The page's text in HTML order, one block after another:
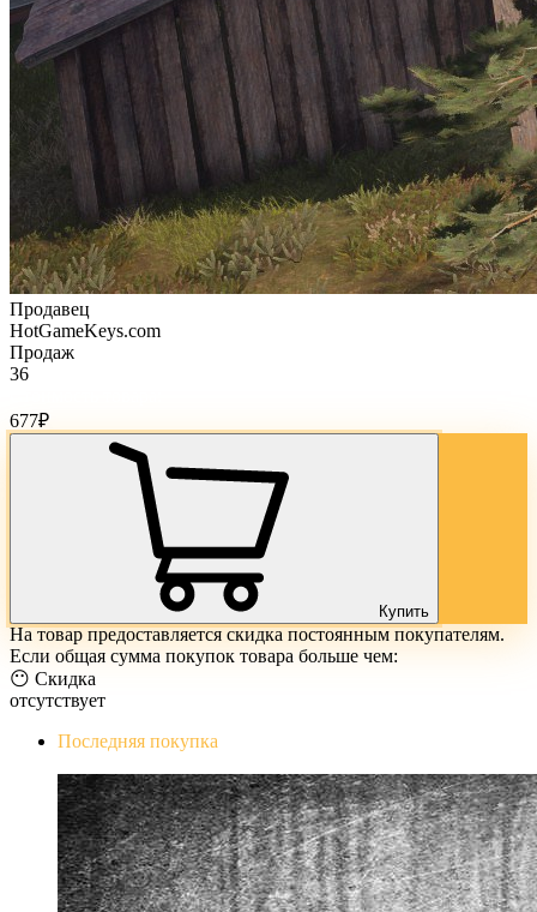
Продавец
HotGameKeys.com
Продаж
36
677₽
Купить
На товар предоставляется скидка постоянным покупателям.
Если общая сумма покупок товара больше чем:
😶 Скидка
отсутствует
Последняя покупка